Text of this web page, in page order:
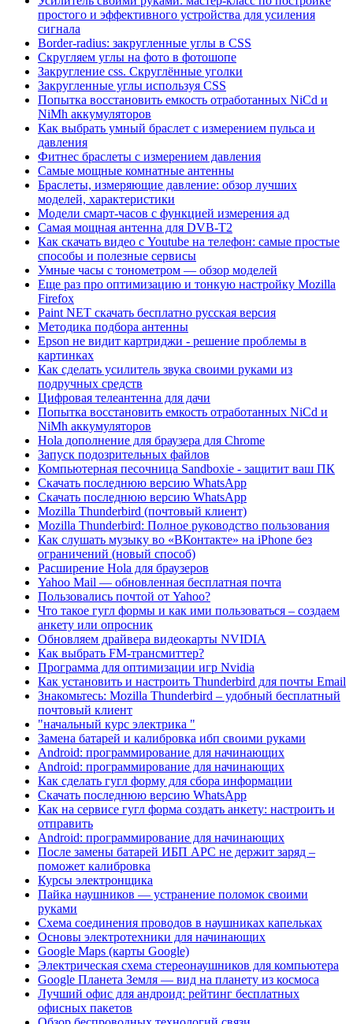
простого и эффективного устройства для усиления
сигнала
Border-radius: закругленные углы в CSS
Скругляем углы на фото в фотошопе
Закругление css. Скруглённые уголки
Закругленные углы используя CSS
Попытка восстановить емкость отработанных NiCd и
NiMh аккумуляторов
Как выбрать умный браслет с измерением пульса и
давления
Фитнес браслеты с измерением давления
Самые мощные комнатные антенны
Браслеты, измеряющие давление: обзор лучших
моделей, характеристики
Модели смарт-часов с функцией измерения ад
Самая мощная антенна для DVB-T2
Как скачать видео с Youtube на телефон: самые простые
способы и полезные сервисы
Умные часы с тонометром — обзор моделей
Еще раз про оптимизацию и тонкую настройку Mozilla
Firefox
Paint NET скачать бесплатно русская версия
Методика подбора антенны
Epson не видит картриджи - решение проблемы в
картинках
Как сделать усилитель звука своими руками из
подручных средств
Цифровая телеантенна для дачи
Попытка восстановить емкость отработанных NiCd и
NiMh аккумуляторов
Hola дополнение для браузера для Chrome
Запуск подозрительных файлов
Компьютерная песочница Sandboxie - защитит ваш ПК
Скачать последнюю версию WhatsApp
Скачать последнюю версию WhatsApp
Mozilla Thunderbird (почтовый клиент)
Mozilla Thunderbird: Полное руководство пользования
Как слушать музыку во «ВКонтакте» на iPhone без
ограничений (новый способ)
Расширение Hola для браузеров
Yahoo Mail — обновленная бесплатная почта
Пользовались почтой от Yahoo?
Что такое гугл формы и как ими пользоваться – создаем
анкету или опросник
Обновляем драйвера видеокарты NVIDIA
Как выбрать FM-трансмиттер?
Программа для оптимизации игр Nvidia
Как установить и настроить Thunderbird для почты Email
Знакомьтесь: Mozilla Thunderbird – удобный бесплатный
почтовый клиент
"начальный курс электрика "
Замена батарей и калибровка ибп своими руками
Android: программирование для начинающих
Android: программирование для начинающих
Как сделать гугл форму для сбора информации
Скачать последнюю версию WhatsApp
Как на сервисе гугл форма создать анкету: настроить и
отправить
Android: программирование для начинающих
После замены батарей ИБП APC не держит заряд –
поможет калибровка
Курсы электронщика
Пайка наушников — устранение поломок своими
руками
Схема соединения проводов в наушниках капельках
Основы электротехники для начинающих
Google Maps (карты Google)
Электрическая схема стереонаушников для компьютера
Google Планета Земля — вид на планету из космоса
Лучший офис для андроид: рейтинг бесплатных
офисных пакетов